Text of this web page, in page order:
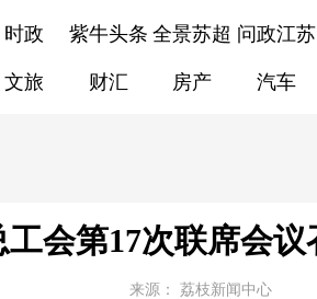
时政 紫牛头条 全景苏超 问政江苏
文旅 财汇 房产 汽车
会第17次联席会
来源：
荔枝新闻中心